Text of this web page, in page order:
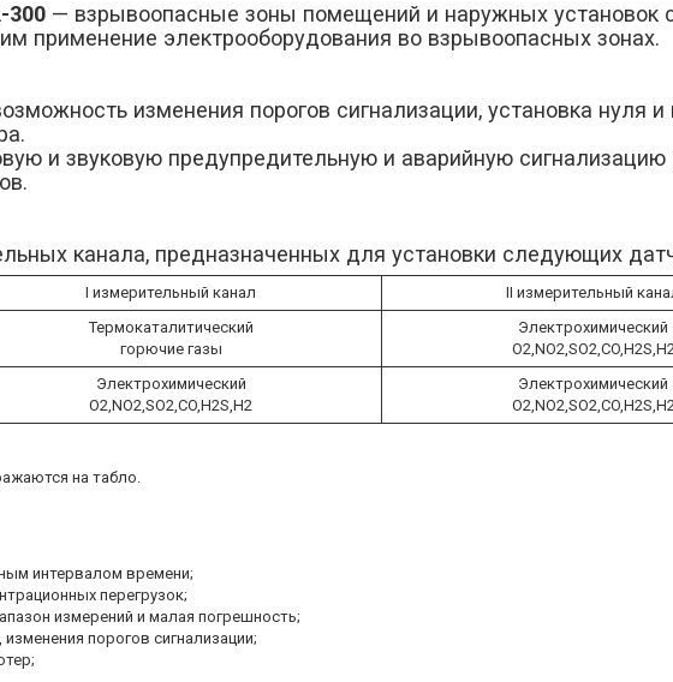
300 — взрывоопасные зоны помещений и наружных установок
применение электрооборудования во взрывоопасных зонах.
изменения порогов сигнализации, установка нуля и
и звуковую предупредительную и аварийную
канала, предназначенных для установки следующих
I измерительный канал II измерительный
Термокаталитический
горючие газы
Электрохимический
Электрохимический
O2,NO2,SO2,CO,H2S,H2
Электрохимический
на табло.
интервалом времени;
перегрузок;
измерений и малая погрешность;
порогов сигнализации;